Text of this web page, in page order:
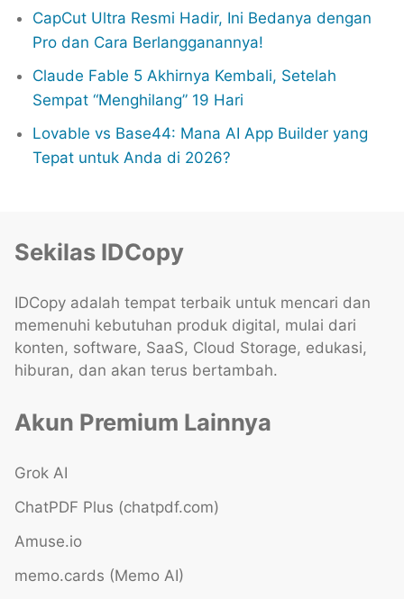
CapCut Ultra Resmi Hadir, Ini Bedanya dengan
Pro dan Cara Berlangganannya!
Claude Fable 5 Akhirnya Kembali, Setelah
Sempat “Menghilang” 19 Hari
Lovable vs Base44: Mana AI App Builder yang
Tepat untuk Anda di 2026?
Sekilas IDCopy
IDCopy adalah tempat terbaik untuk mencari dan
memenuhi kebutuhan produk digital, mulai dari
konten, software, SaaS, Cloud Storage, edukasi,
hiburan, dan akan terus bertambah.
Akun Premium Lainnya
Grok AI
ChatPDF Plus (chatpdf.com)
Amuse.io
memo.cards (Memo AI)